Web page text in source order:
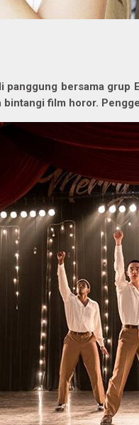
panggung bersama grup
bintangi film horor.